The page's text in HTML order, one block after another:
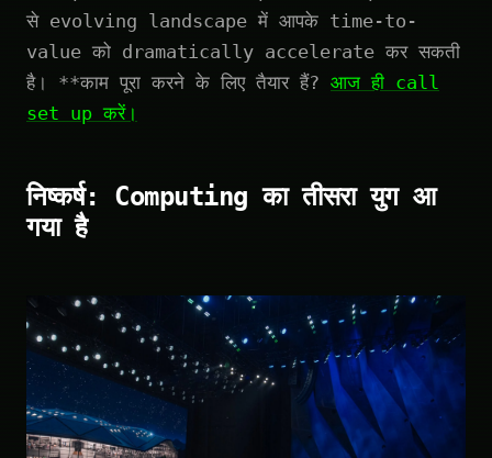
से evolving landscape में आपके time-to-
value को dramatically accelerate कर सकती
है। **काम पूरा करने के लिए तैयार हैं? आज ही call
set up करें।
निष्कर्ष: Computing का तीसरा युग आ
गया है